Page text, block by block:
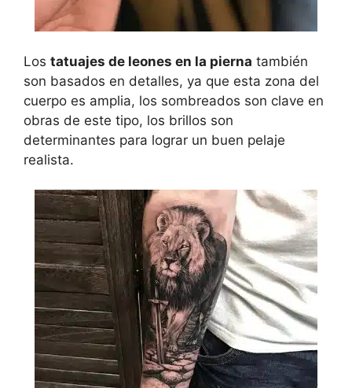
Los tatuajes de leones en la pierna también
son basados en detalles, ya que esta zona del
cuerpo es amplia, los sombreados son clave en
obras de este tipo, los brillos son
determinantes para lograr un buen pelaje
realista.